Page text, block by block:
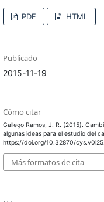
PDF HTML
Publicado
2015-11-19
Cómo citar
Gallego Ramos, J. R. (2015).
algunas ideas para el estudio del
https://doi.org/10.32870/
Más formatos de cita